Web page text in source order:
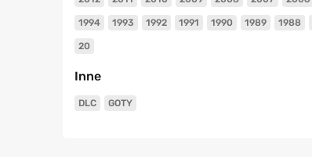
1994 1993 1992 1991 1990 1989 1988
20
Inne
DLC GOTY